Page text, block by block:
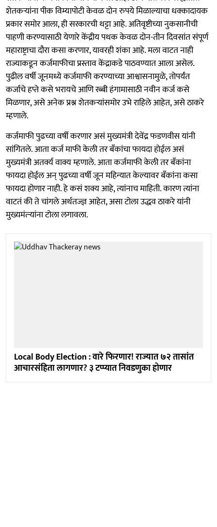
शेतकऱ्यांना पीक विम्यापोटी केवळ दोन रुपये मिळाल्याचा धक्कादायक
प्रकार समोर आला, ही सरकारची थट्टा आहे. अतिवृष्टीच्या नुकसानीची
पाहणी करण्यासाठी येणारे केंद्रीय पथक केवळ दोन-तीन दिवसांत संपूर्ण
महाराष्ट्राचा दौरा कसा करणार, यावरही शंका आहे. मला वाटत नाही
राज्याकडून कर्जमाफीचा प्रस्ताव केंद्राकडे पाठवण्यात आला असेल.
पुढील वर्षी जूनमध्ये कर्जमाफी करण्याच्या आश्वासनामुळे, तोपर्यंत
कर्जाचे हप्ते कसे भरायचे आणि रब्बी हंगामासाठी नवीन कर्ज कसे
मिळणार, असे अनेक प्रश्न शेतकऱ्यांसमोर उभे राहिले आहेत, असे ठाकरे
म्हणाले.
कर्जमाफी पुढच्या वर्षी करणार असं मुख्यमंत्री देवेंद्र फडणवीस यांनी
सांगितले. आता कर्ज माफी केली तर बँकांचा फायदा होईल असं
मुख्यमंत्री अतर्क्य वाक्य म्हणाले. आता कर्जमाफी केली तर बँकांना
फायदा होईल अन् पुढच्या वर्षी जून महिन्यात केल्यावर बँकांना कसा
फायदा होणार नाही. हे कसं शक्य आहे, त्यांनाच माहिती. कारण त्यांना
वाटतं की ते चांगले अर्थतज्ज्ञ आहेत, असा टोला उद्धव ठाकरे यांनी
मुख्यमंत्र्‍यांना टोला लगावला.
Local Body Election : वारे फिरणार! राज्यात ७२ तासांत
आचारसंहिता लागणार? ३ टप्प्यात निवडणुका होणार